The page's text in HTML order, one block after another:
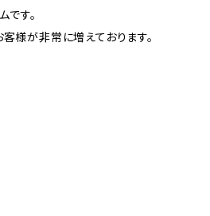
です。
様が非常に増えております。